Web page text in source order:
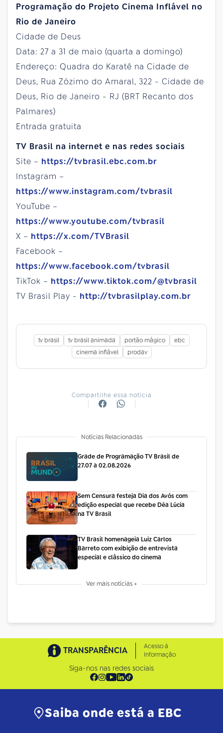
Programação do Projeto Cinema Inflável no
Rio de Janeiro
Cidade de Deus
Data: 27 a 31 de maio (quarta a domingo)
Endereço: Quadra do Karatê na Cidade de
Deus, Rua Zózimo do Amaral, 322 - Cidade de
Deus, Rio de Janeiro - RJ (BRT Recanto dos
Palmares)
Entrada gratuita
TV Brasil na internet e nas redes sociais
Site – https://tvbrasil.ebc.com.br
Instagram –
https://www.instagram.com/tvbrasil
YouTube –
https://www.youtube.com/tvbrasil
X – https://x.com/TVBrasil
Facebook –
https://www.facebook.com/tvbrasil
TikTok – https://www.tiktok.com/@tvbrasil
TV Brasil Play - http://tvbrasilplay.com.br
tv brasil tv brasil animada portão mágico
ebc
cinema inflável
prodav
Compartilhe essa notícia
Notícias Relacionadas
Grade de Programação TV Brasil de
27.07 a 02.08.2026
Sem Censura festeja Dia dos Avós com
edição especial que recebe Déa Lúcia
na TV Brasil
TV Brasil homenageia Luiz Carlos
Barreto com exibição de entrevista
especial e clássico do cinema
Ver mais notícias +
TRANSPARÊNCIA
Acesso à
Informação
Siga-nos nas redes sociais
Saiba onde está a EBC